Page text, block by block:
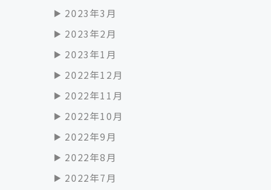
2023年3月
2023年2月
2023年1月
2022年12月
2022年11月
2022年10月
2022年9月
2022年8月
2022年7月